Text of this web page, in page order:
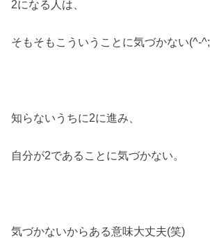
2になる人は、
そもそもこういうことに気づかない(^-^;
知らないうちに2に進み、
自分が2であることに気づかない。
気づかないからある意味大丈夫(笑)